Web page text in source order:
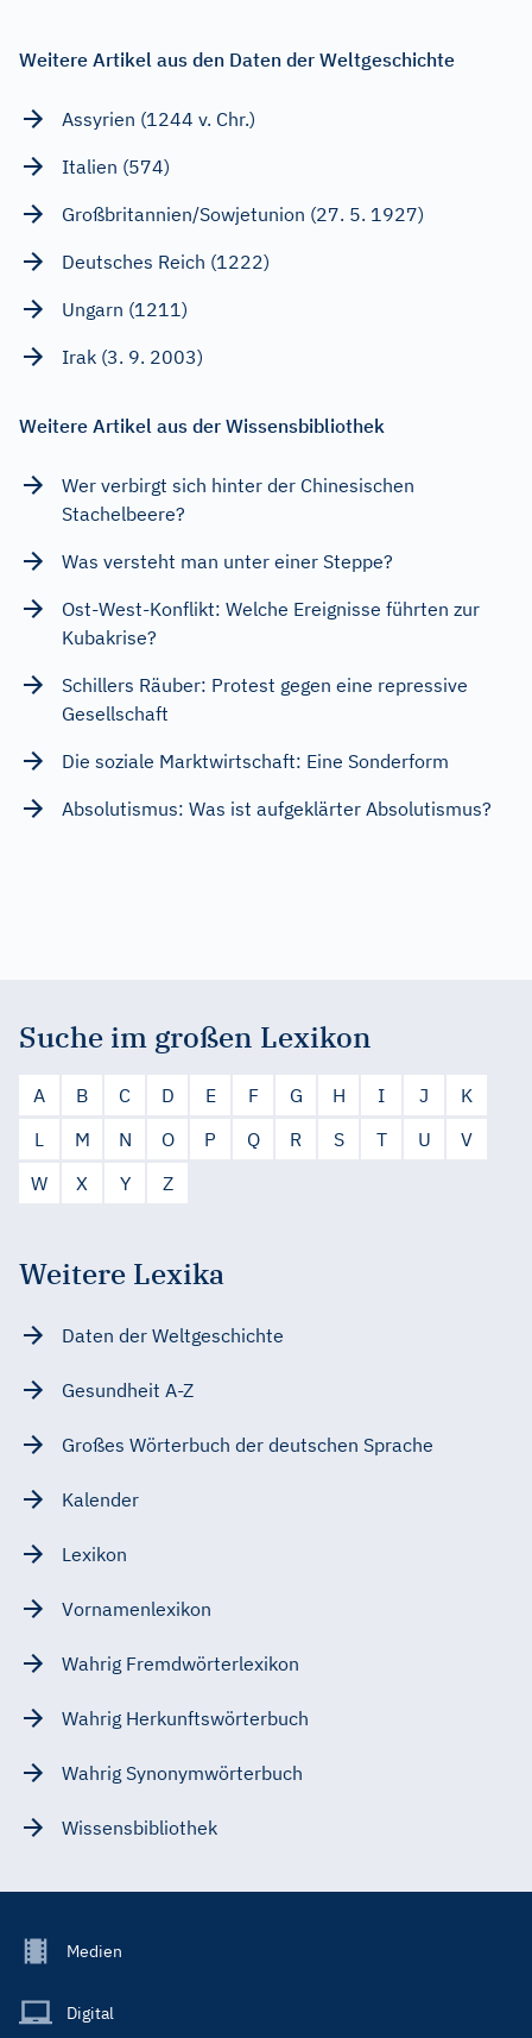
Weitere Artikel aus den Daten der Weltgeschichte
Assyrien (1244 v. Chr.)
Italien (574)
Großbritannien/Sowjetunion (27. 5. 1927)
Deutsches Reich (1222)
Ungarn (1211)
Irak (3. 9. 2003)
Weitere Artikel aus der Wissensbibliothek
Wer verbirgt sich hinter der Chinesischen
Stachelbeere?
Was versteht man unter einer Steppe?
Ost-West-Konflikt: Welche Ereignisse führten zur
Kubakrise?
Schillers Räuber: Protest gegen eine repressive
Gesellschaft
Die soziale Marktwirtschaft: Eine Sonderform
Absolutismus: Was ist aufgeklärter Absolutismus?
Suche im großen Lexikon
A B C D E F G H I J
K
L
M N O P Q R S T U
V
W
X Y Z
Weitere Lexika
Daten der Weltgeschichte
Gesundheit A-Z
Großes Wörterbuch der deutschen Sprache
Kalender
Lexikon
Vornamenlexikon
Wahrig Fremdwörterlexikon
Wahrig Herkunftswörterbuch
Wahrig Synonymwörterbuch
Wissensbibliothek
Footer
Main
Medien
Digital